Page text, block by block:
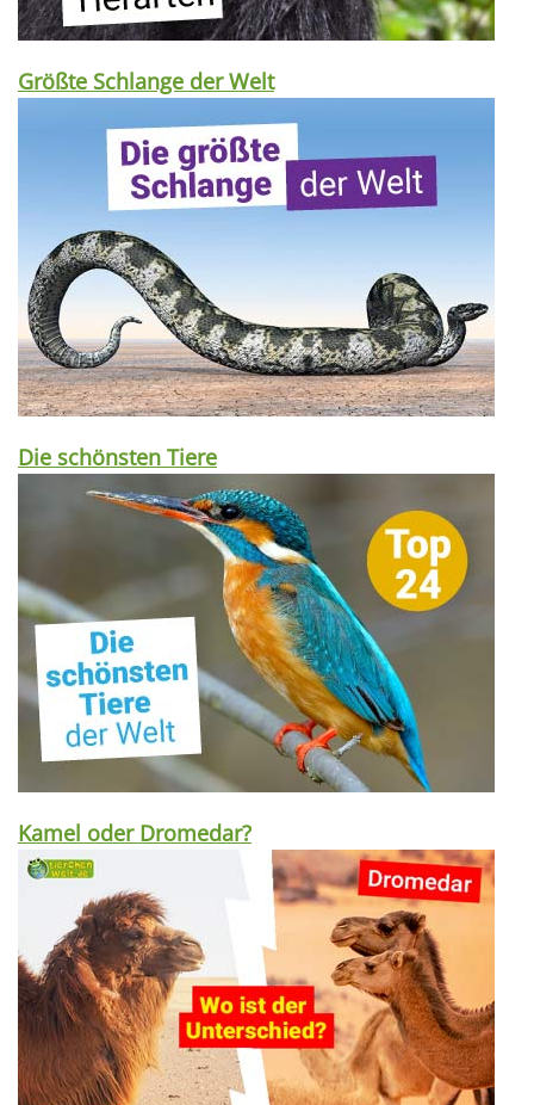
Größte Schlange der Welt
Die schönsten Tiere
Kamel oder Dromedar?